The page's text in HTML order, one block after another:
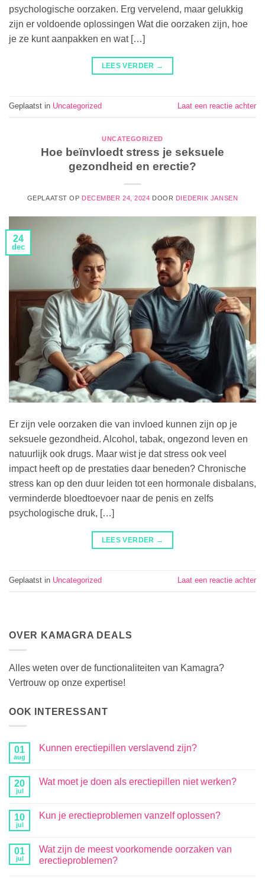
psychologische oorzaken. Erg vervelend, maar gelukkig
zijn er voldoende oplossingen Wat die oorzaken zijn, hoe
je ze kunt aanpakken en wat […]
LEES VERDER →
Geplaatst in Uncategorized Laat een reactie achter
UNCATEGORIZED
Hoe beïnvloedt stress je seksuele
gezondheid en erectie?
GEPLAATST OP DECEMBER 24, 2024 DOOR DIEDERIK JANSEN
24
dec
Er zijn vele oorzaken die van invloed kunnen zijn op je
seksuele gezondheid. Alcohol, tabak, ongezond leven en
natuurlijk ook drugs. Maar wist je dat stress ook veel
impact heeft op de prestaties daar beneden? Chronische
stress kan op den duur leiden tot een hormonale disbalans,
verminderde bloedtoevoer naar de penis en zelfs
psychologische druk, […]
LEES VERDER →
Geplaatst in Uncategorized Laat een reactie achter
OVER KAMAGRA DEALS
Alles weten over de functionaliteiten van Kamagra?
Vertrouw op onze expertise!
OOK INTERESSANT
01
aug
Kunnen erectiepillen verslavend zijn?
20
jul
Wat moet je doen als erectiepillen niet werken?
10
jul
Kun je erectieproblemen vanzelf oplossen?
01
jul
Wat zijn de meest voorkomende oorzaken van
erectieproblemen?